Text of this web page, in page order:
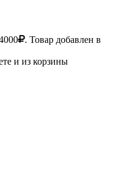
. Товар добавлен в
и из корзины